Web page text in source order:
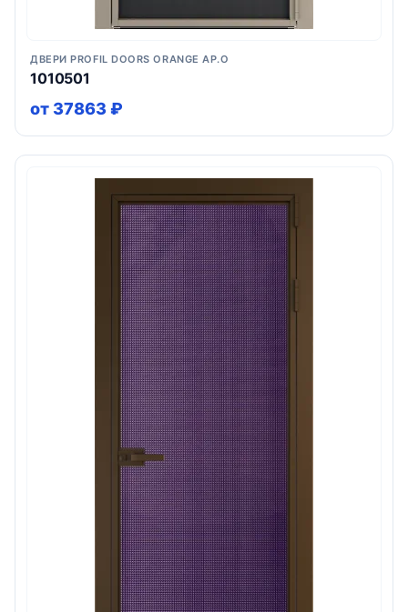
ДВЕРИ PROFIL DOORS ORANGE AP.O
1010501
от 37863 ₽